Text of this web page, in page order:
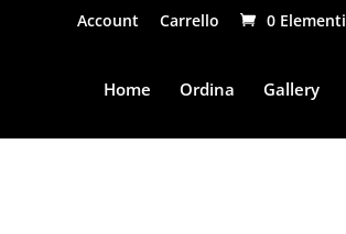
Account Carrello 0 Elementi
Home Ordina Gallery